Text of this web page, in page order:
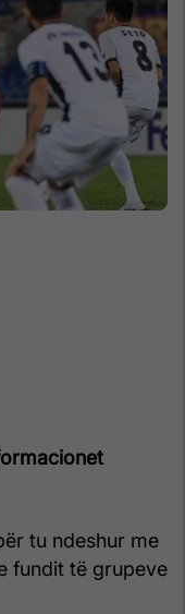
tu ndeshur me
fundit të grupeve